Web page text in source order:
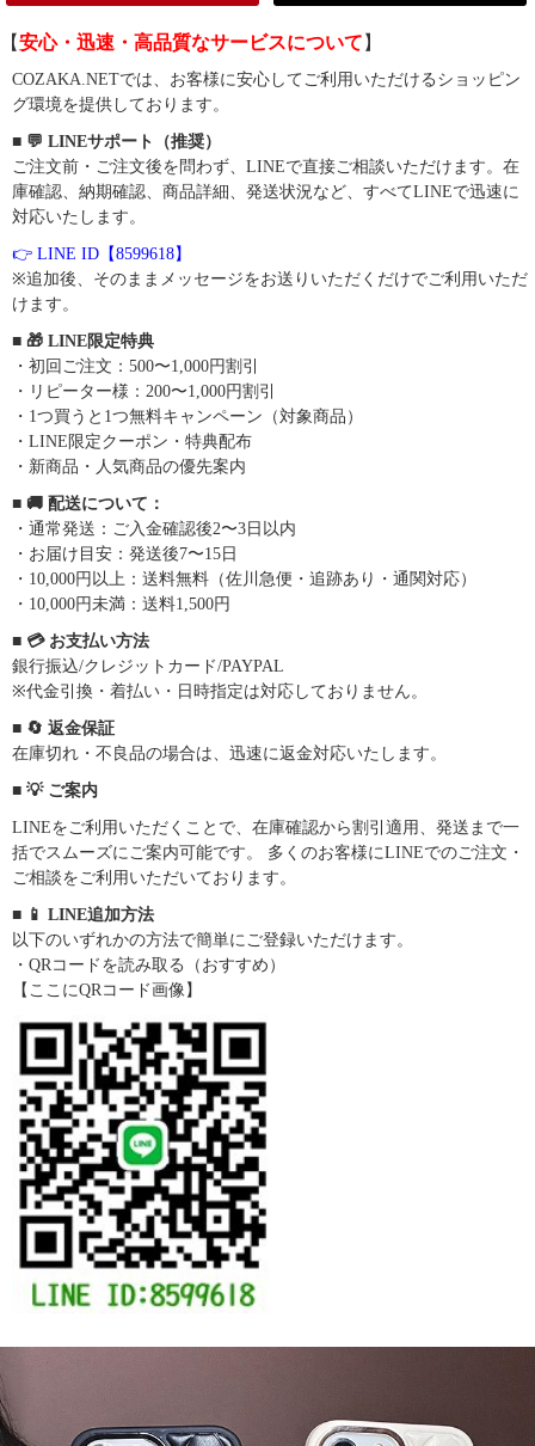
【安心・迅速・高品質なサービスについて 】
COZAKA.NETでは、お客様に安心してご利用いただけるショッピン
グ環境を提供しております。
■ 💬 LINEサポート（推奨）
ご注文前・ご注文後を問わず、LINEで直接ご相談いただけます。在
庫確認、納期確認、商品詳細、発送状況など、すべてLINEで迅速に
対応いたします。
👉 LINE ID【8599618】
※追加後、そのままメッセージをお送りいただくだけでご利用いただ
けます。
■ 🎁 LINE限定特典
・初回ご注文：500〜1,000円割引
・リピーター様：200〜1,000円割引
・1つ買うと1つ無料キャンペーン（対象商品）
・LINE限定クーポン・特典配布
・新商品・人気商品の優先案内
■ 🚚 配送について：
・通常発送：ご入金確認後2〜3日以内
・お届け目安：発送後7〜15日
・10,000円以上：送料無料（佐川急便・追跡あり・通関対応）
・10,000円未満：送料1,500円
■ 💳 お支払い方法
銀行振込/クレジットカード/PAYPAL
※代金引換・着払い・日時指定は対応しておりません。
■ 🔄 返金保証
在庫切れ・不良品の場合は、迅速に返金対応いたします。
■ 💡 ご案内
LINEをご利用いただくことで、在庫確認から割引適用、発送まで一
括でスムーズにご案内可能です。 多くのお客様にLINEでのご注文・
ご相談をご利用いただいております。
■ 📱 LINE追加方法
以下のいずれかの方法で簡単にご登録いただけます。
・QRコードを読み取る（おすすめ）
【ここにQRコード画像】